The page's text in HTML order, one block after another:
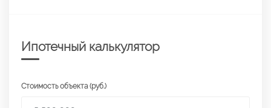
Ипотечный калькулятор
Стоимость объекта (руб.)